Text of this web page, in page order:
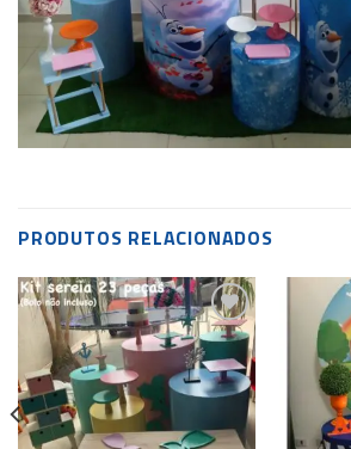
PRODUTOS RELACIONADOS
Add to
wishlist